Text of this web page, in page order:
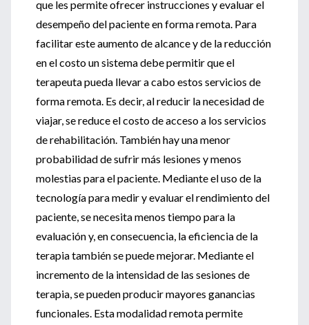
que les permite ofrecer instrucciones y evaluar el
desempeño del paciente en forma remota. Para
facilitar este aumento de alcance y de la reducción
en el costo un sistema debe permitir que el
terapeuta pueda llevar a cabo estos servicios de
forma remota. Es decir, al reducir la necesidad de
viajar, se reduce el costo de acceso a los servicios
de rehabilitación. También hay una menor
probabilidad de sufrir más lesiones y menos
molestias para el paciente. Mediante el uso de la
tecnología para medir y evaluar el rendimiento del
paciente, se necesita menos tiempo para la
evaluación y, en consecuencia, la eficiencia de la
terapia también se puede mejorar. Mediante el
incremento de la intensidad de las sesiones de
terapia, se pueden producir mayores ganancias
funcionales. Esta modalidad remota permite